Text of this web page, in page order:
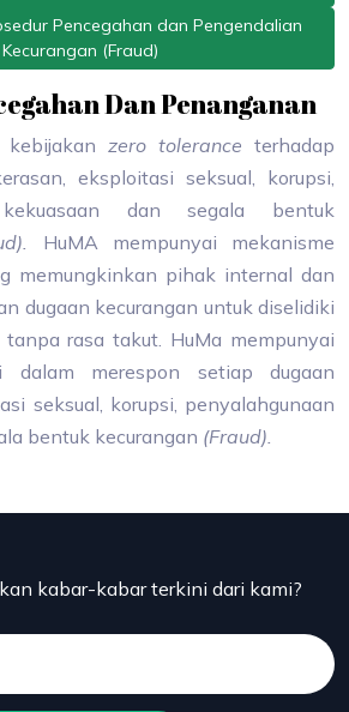
Pencegahan dan Pengendalian
Kecurangan (Fraud)
Dan Penanganan
kebijakan zero tolerance terhadap
eksploitasi seksual, korupsi,
kekuasaan dan segala bentuk
HuMA mempunyai mekanisme
memungkinkan pihak internal dan
dugaan kecurangan untuk diselidiki
rasa takut. HuMa mempunyai
dalam merespon setiap dugaan
seksual, korupsi, penyalahgunaan
bentuk kecurangan (Fraud).
kabar-kabar terkini dari kami?